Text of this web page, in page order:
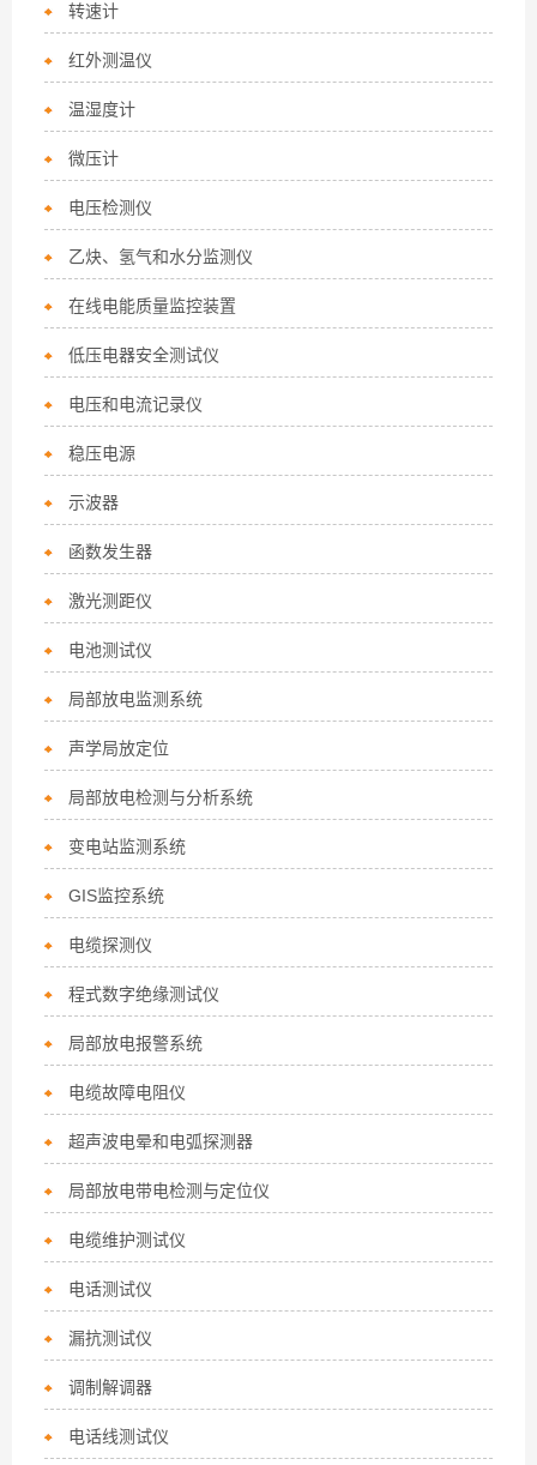
转速计
红外测温仪
温湿度计
微压计
电压检测仪
乙炔、氢气和水分监测仪
在线电能质量监控装置
低压电器安全测试仪
电压和电流记录仪
稳压电源
示波器
函数发生器
激光测距仪
电池测试仪
局部放电监测系统
声学局放定位
局部放电检测与分析系统
变电站监测系统
GIS监控系统
电缆探测仪
程式数字绝缘测试仪
局部放电报警系统
电缆故障电阻仪
超声波电晕和电弧探测器
局部放电带电检测与定位仪
电缆维护测试仪
电话测试仪
漏抗测试仪
调制解调器
电话线测试仪